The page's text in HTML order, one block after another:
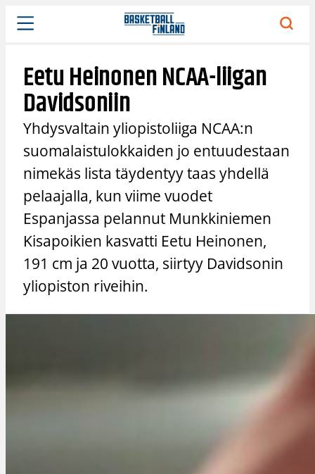
Siirry
sisältöön
Eetu Heinonen NCAA-liigan
Davidsoniin
Yhdysvaltain yliopistoliiga NCAA:n
suomalaistulokkaiden jo entuudestaan
nimekäs lista täydentyy taas yhdellä
pelaajalla, kun viime vuodet
Espanjassa pelannut Munkkiniemen
Kisapoikien kasvatti Eetu Heinonen,
191 cm ja 20 vuotta, siirtyy Davidsonin
yliopiston riveihin.